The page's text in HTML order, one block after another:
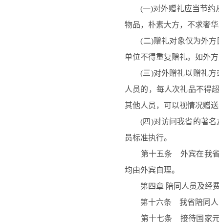
(一)对外赠礼应当节
物品，朴素大方，不求奢
(二)赠礼对象仅为外
单位不得重复赠礼。如外
(三)对外赠礼以赠礼
人员的，每人次礼品不得
其他人员，可以视情况赠
(四)对访问我省的著
员标准执行。
第十五条 外宾在我省期
均由外宾自理。
第四章 陪同人员及经
第十六条 我省陪同人
第十七条 接待国家元首